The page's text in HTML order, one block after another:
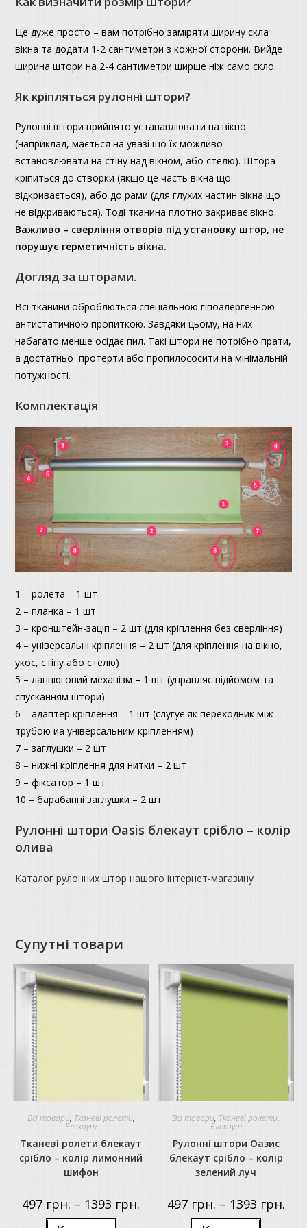
Це дуже просто – вам потрібно заміряти ширину скла
вікна та додати 1-2 сантиметри з кожної сторони. Вийде
ширина штори на 2-4 сантиметри ширше ніж само скло.
Як кріпляться рулонні штори?
Рулонні штори прийнято устанавлювати на вікно
(наприклад, мається на увазі що їх можливо
встановлювати на стіну над вікном, або стелю). Штора
кріпиться до створки (якщо це часть вікна що
відкривається), або до рами (для глухих частин вікна що
не відкриваються). Тоді тканина плотно закриває вікно.
Важливо – сверління отворів під установку штор, не
порушує герметичність вікна.
Догляд за шторами.
Всі тканини оброблються спеціальною гіпоалергенною
антистатичною пропиткою. Завдяки цьому, на них
набагато менше осідає пил. Такі штори не потрібно прати,
а достатньо протерти або пропилососити на мінімальній
потужності.
Комплектація
1 – ролета – 1 шт
2 – планка – 1 шт
3 – кронштейн-заціп – 2 шт (для кріплення без сверління)
4 – універсальні кріплення – 2 шт (для кріплення на вікно,
укос, стіну або стелю)
5 – ланцюговий механізм – 1 шт (управляє підйомом та
спусканням штори)
6 – адаптер кріплення – 1 шт (слугує як переходник між
трубою иа універсальним кріпленням)
7 – заглушки – 2 шт
8 – нижні кріплення для нитки – 2 шт
9 – фіксатор – 1 шт
10 – барабанні заглушки – 2 шт
Рулонні штори Oasis блекаут срібло – колір
олива
Каталог рулонних штор нашого інтернет-магазину
Супутні товари
Всі товари, Тканеві ролети,
Блекаут
Тканеві ролети блекаут
срібло – колір лимонний
шифон
497 грн. – 1393 грн.
Цей
Всі товари, Тканеві ролети,
Блекаут
Рулонні штори Оазис
блекаут срібло – колір
зелений луч
497 грн. – 1393 грн.
Цей